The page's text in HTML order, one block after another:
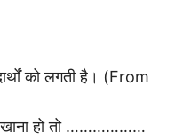
को लगती है। (From
खाना हो तो ………………